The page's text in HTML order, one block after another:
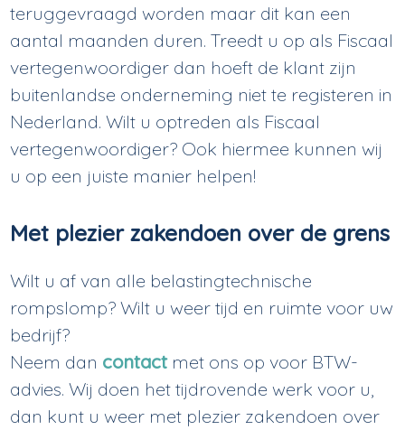
teruggevraagd worden maar dit kan een
aantal maanden duren. Treedt u op als Fiscaal
vertegenwoordiger dan hoeft de klant zijn
buitenlandse onderneming niet te registeren in
Nederland. Wilt u optreden als Fiscaal
vertegenwoordiger? Ook hiermee kunnen wij
u op een juiste manier helpen!
Met plezier zakendoen over de grens
Wilt u af van alle belastingtechnische
rompslomp? Wilt u weer tijd en ruimte voor uw
bedrijf?
Neem dan contactmet ons op voor BTW-
advies. Wij doen het tijdrovende werk voor u,
dan kunt u weer met plezier zakendoen over